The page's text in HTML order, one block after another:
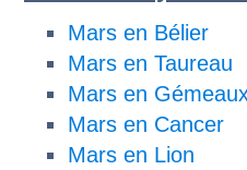
Mars en Bélier
Mars en Taureau
Mars en
Mars en Cancer
Mars en Lion